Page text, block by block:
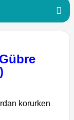
korurken